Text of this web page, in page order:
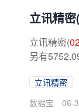
立讯精密(
立讯精密(
另有
立讯精密
数据宝
06-